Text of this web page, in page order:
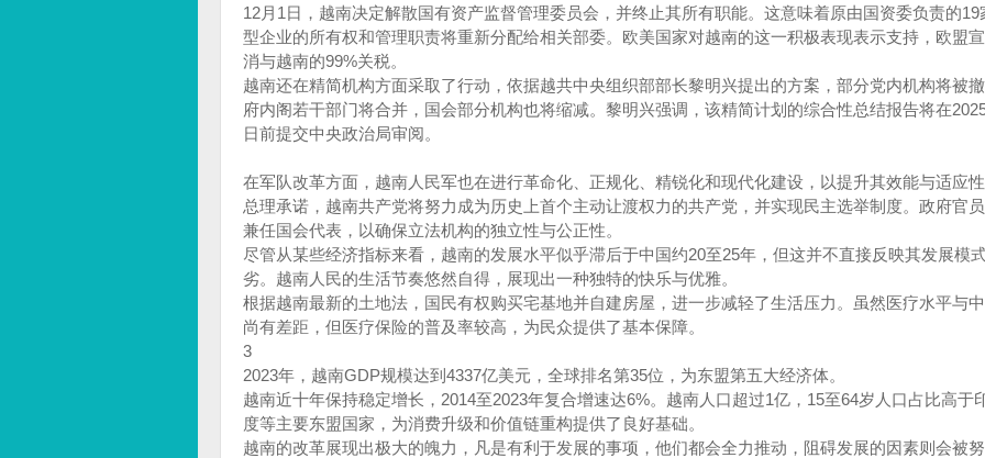
12月1日，越南决定解散国有资产监督管理委员会，并终止其所有职能。这意味着原由国资委负责的19
型企业的所有权和管理职责将重新分配给相关部委。欧美国家对越南的这一积极表现表示支持，欧盟
消与越南的99%关税。
越南还在精简机构方面采取了行动，依据越共中央组织部部长黎明兴提出的方案，部分党内机构将被
府内阁若干部门将合并，国会部分机构也将缩减。黎明兴强调，该精简计划的综合性总结报告将在
日前提交中央政治局审阅。
在军队改革方面，越南人民军也在进行革命化、正规化、精锐化和现代化建设，以提升其效能与适应
总理承诺，越南共产党将努力成为历史上首个主动让渡权力的共产党，并实现民主选举制度。政府官
兼任国会代表，以确保立法机构的独立性与公正性。
尽管从某些经济指标来看，越南的发展水平似乎滞后于中国约20至25年，但这并不直接反映其发展模
劣。越南人民的生活节奏悠然自得，展现出一种独特的快乐与优雅。
根据越南最新的土地法，国民有权购买宅基地并自建房屋，进一步减轻了生活压力。虽然医疗水平与
尚有差距，但医疗保险的普及率较高，为民众提供了基本保障。
3
2023年，越南GDP规模达到4337亿美元，全球排名第35位，为东盟第五大经济体。
越南近十年保持稳定增长，2014至2023年复合增速达6%。越南人口超过1亿，15至64岁人口占比高于
度等主要东盟国家，为消费升级和价值链重构提供了良好基础。
越南的改革展现出极大的魄力，凡是有利于发展的事项，他们都会全力推动，阻碍发展的因素则会被